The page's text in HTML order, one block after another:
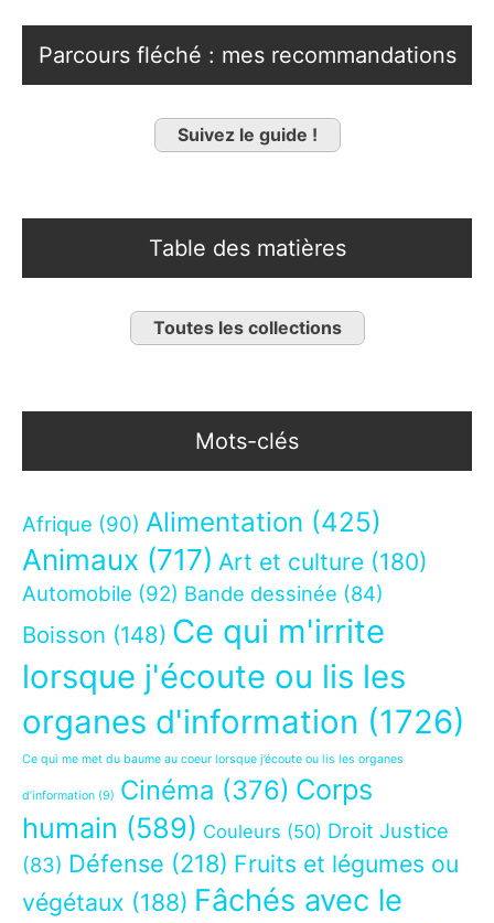
Parcours fléché : mes recommandations
Suivez le guide !
Table des matières
Toutes les collections
Mots-clés
Afrique (90) Alimentation (425)
Animaux (717) Art et culture (180)
Automobile (92) Bande dessinée (84)
Boisson (148) Ce qui m'irrite
lorsque j'écoute ou lis les
organes d'information (1726)
Ce qui me met du baume au coeur lorsque j’écoute ou lis les organes
d’information (9) Cinéma (376) Corps
humain (589) Couleurs (50) Droit Justice
(83) Défense (218) Fruits et légumes ou
végétaux (188) Fâchés avec le